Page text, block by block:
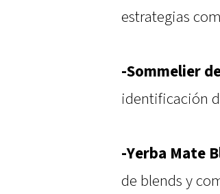
estrategias
-Sommelier
identificación
-Yerba Mate
de blends y